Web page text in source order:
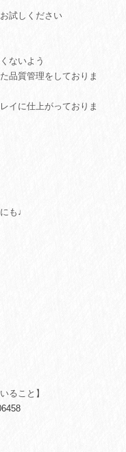
試しください
ないよう
品質管理をしておりま
イに仕上がっておりま
も♩
ること】